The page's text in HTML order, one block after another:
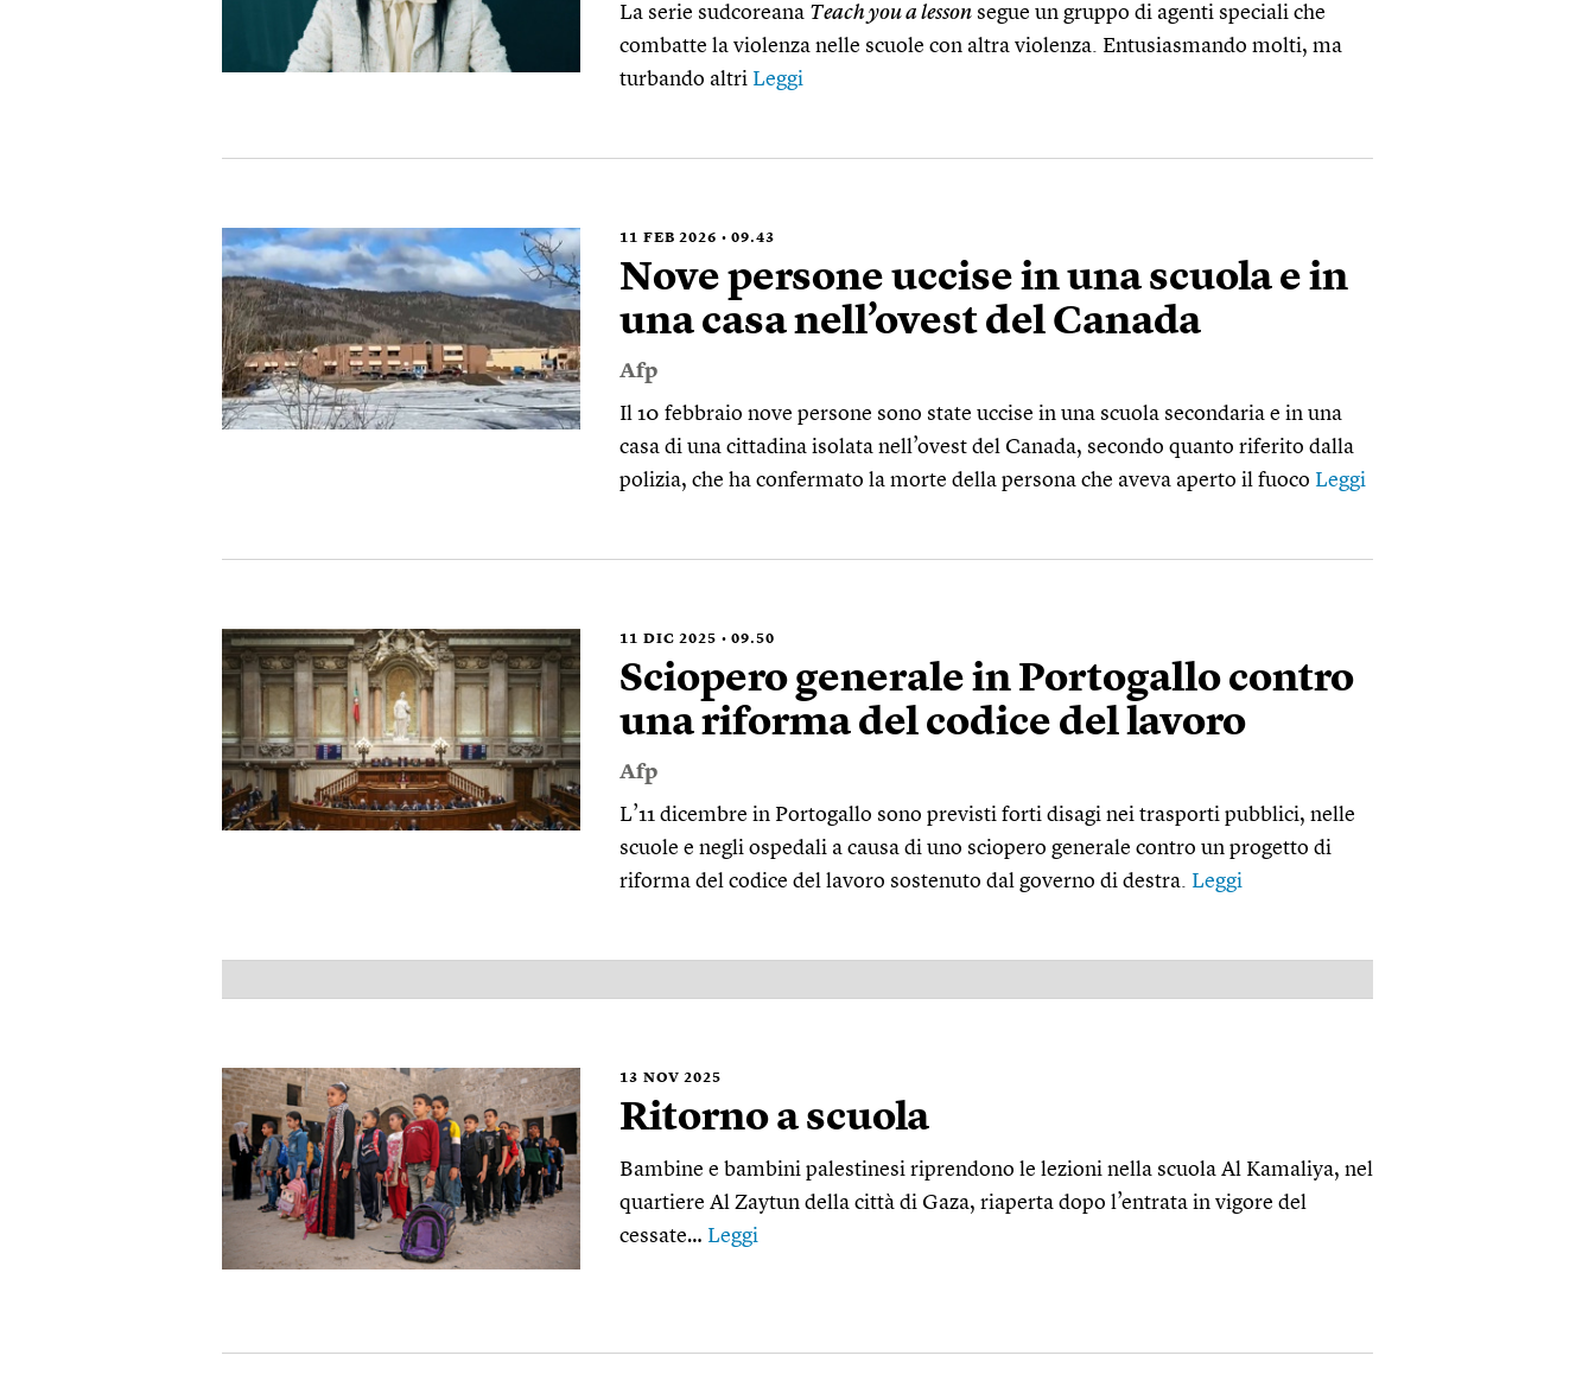
La serie sudcoreana Teach you a lesson segue un gruppo di agenti speciali che
combatte la violenza nelle scuole con altra violenza. Entusiasmando molti, ma
turbando altri Leggi
11 FEB 2026 09.43
Nove persone uccise in una scuola e in
una casa nell’ovest del Canada
Afp
Il 10 febbraio nove persone sono state uccise in una scuola secondaria e in una
casa di una cittadina isolata nell’ovest del Canada, secondo quanto riferito dalla
polizia, che ha confermato la morte della persona che aveva aperto il fuoco Leggi
11 DIC 2025 09.50
Sciopero generale in Portogallo contro
una riforma del codice del lavoro
Afp
L’11 dicembre in Portogallo sono previsti forti disagi nei trasporti pubblici, nelle
scuole e negli ospedali a causa di uno sciopero generale contro un progetto di
riforma del codice del lavoro sostenuto dal governo di destra. Leggi
13 NOV 2025
Ritorno a scuola
Bambine e bambini palestinesi riprendono le lezioni nella scuola Al Kamaliya, nel
quartiere Al Zaytun della città di Gaza, riaperta dopo l’entrata in vigore del
cessate… Leggi